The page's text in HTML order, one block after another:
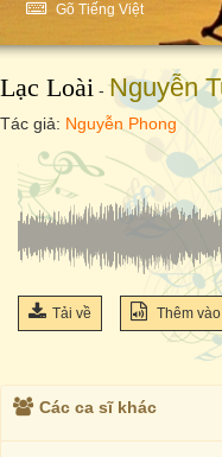
Gõ Tiếng Việt
Lạc Loài -Nguyễn
Tác giả: Nguyễn Phong
Tải về Thêm
Các ca sĩ khác